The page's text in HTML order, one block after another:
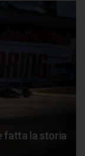
fatta la storia